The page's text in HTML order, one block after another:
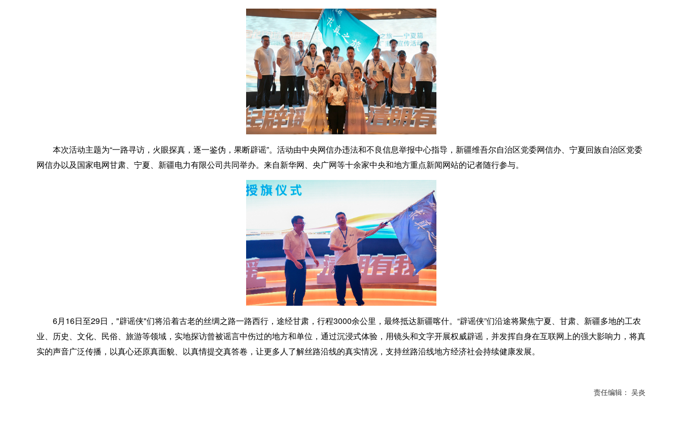
本次活动主题为“一路寻访，火眼探真，逐一鉴伪，果断辟谣”。活动由中央网信办违法和不良信息举报中心指导，新疆维吾尔自治区党委网信办、宁夏回族自治区党委
网信办以及国家电网甘肃、宁夏、新疆电力有限公司共同举办。来自新华网、央广网等十余家中央和地方重点新闻网站的记者随行参与。
6月16日至29日，"辟谣侠"们将沿着古老的丝绸之路一路西行，途经甘肃，行程3000余公里，最终抵达新疆喀什。“辟谣侠”们沿途将聚焦宁夏、甘肃、新疆多地的工农
业、历史、文化、民俗、旅游等领域，实地探访曾被谣言中伤过的地方和单位，通过沉浸式体验，用镜头和文字开展权威辟谣，并发挥自身在互联网上的强大影响力，将真
实的声音广泛传播，以真心还原真面貌、以真情提交真答卷，让更多人了解丝路沿线的真实情况，支持丝路沿线地方经济社会持续健康发展。
责任编辑： 吴炎